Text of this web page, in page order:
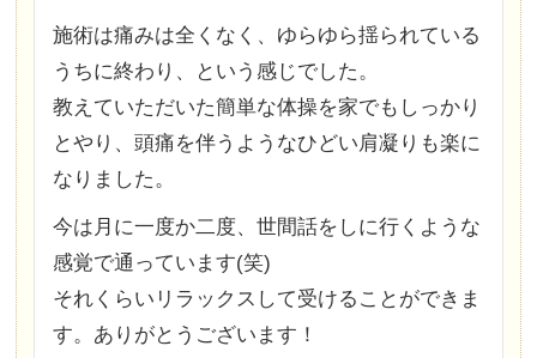
施術は痛みは全くなく、ゆらゆら揺られている
うちに終わり、という感じでした。
教えていただいた簡単な体操を家でもしっかり
とやり、頭痛を伴うようなひどい肩凝りも楽に
なりました。
今は月に一度か二度、世間話をしに行くような
感覚で通っています(笑)
それくらいリラックスして受けることができま
す。ありがとうございます！